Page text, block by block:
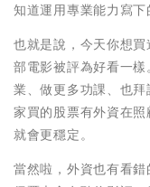
知道運用專業能力寫下
也就是說，今天你想
部電影被評為好看一
業、做更多功課、也
家買的股票有外資在
就會更穩定。
當然啦，外資也有看